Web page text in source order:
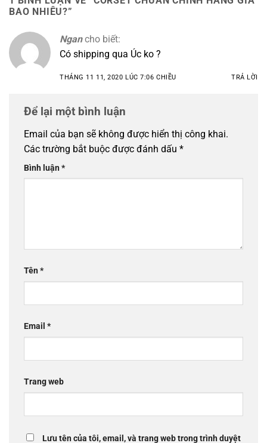
BAO NHIÊU?”
Ngan cho biết:
Có shipping qua Úc ko ?
THÁNG 11 11, 2020 LÚC 7:06 CHIỀU TRẢ LỜI
Để lại một bình luận
Email của bạn sẽ không được hiển thị công khai.
Các trường bắt buộc được đánh dấu *
Bình luận*
Tên*
Email *
Trang web
Lưu tên của tôi, email, và trang web trong trình duyệt